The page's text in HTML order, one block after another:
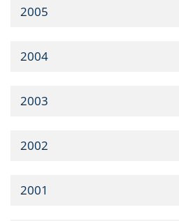
2005
2004
2003
2002
2001